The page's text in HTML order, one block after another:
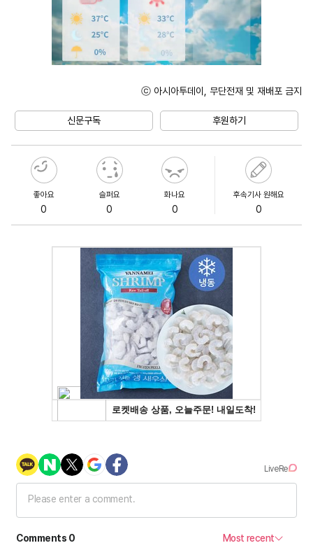
ⓒ 아시아투데이, 무단전재 및 재배포 금지
신문구독 후원하기
좋아요
0
슬퍼요
0
화나요
0
후속기사 원해요
0